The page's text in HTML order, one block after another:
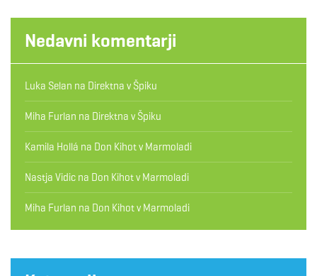
Nedavni komentarji
Luka Selan na Direktna v Špiku
Miha Furlan na Direktna v Špiku
Kamila Hollá na Don Kihot v Marmoladi
Nastja Vidic na Don Kihot v Marmoladi
Miha Furlan na Don Kihot v Marmoladi